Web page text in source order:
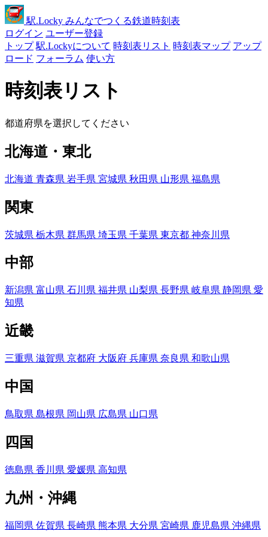
駅.Locky みんなでつくる鉄道時刻表
ログイン ユーザー登録
トップ 駅.Lockyについて 時刻表リスト 時刻表マップ アップ
ロード フォーラム 使い方
時刻表リスト
都道府県を選択してください
北海道・東北
北海道 青森県 岩手県 宮城県 秋田県 山形県 福島県
関東
茨城県 栃木県 群馬県 埼玉県 千葉県 東京都 神奈川県
中部
新潟県 富山県 石川県 福井県 山梨県 長野県 岐阜県 静岡県 愛
知県
近畿
三重県 滋賀県 京都府 大阪府 兵庫県 奈良県 和歌山県
中国
鳥取県 島根県 岡山県 広島県 山口県
四国
徳島県 香川県 愛媛県 高知県
九州・沖縄
福岡県 佐賀県 長崎県 熊本県 大分県 宮崎県 鹿児島県 沖縄県